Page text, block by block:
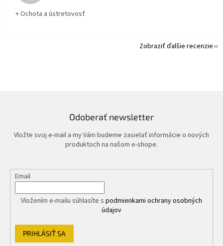
+ Ochota a ústretovosť
Zobraziť ďalšie recenzie
Odoberať newsletter
Vložte svoj e-mail a my Vám budeme zasielať informácie o nových
produktoch na našom e-shope.
Email
Vložením e-mailu súhlasíte s podmienkami ochrany osobných
údajov
PRIHLÁSIŤ SA